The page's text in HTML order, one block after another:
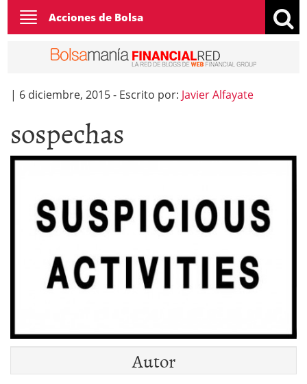
Toggle
navigation
Acciones de Bolsa
| 6 diciembre, 2015- Escrito por: Javier Alfayate
sospechas
Autor